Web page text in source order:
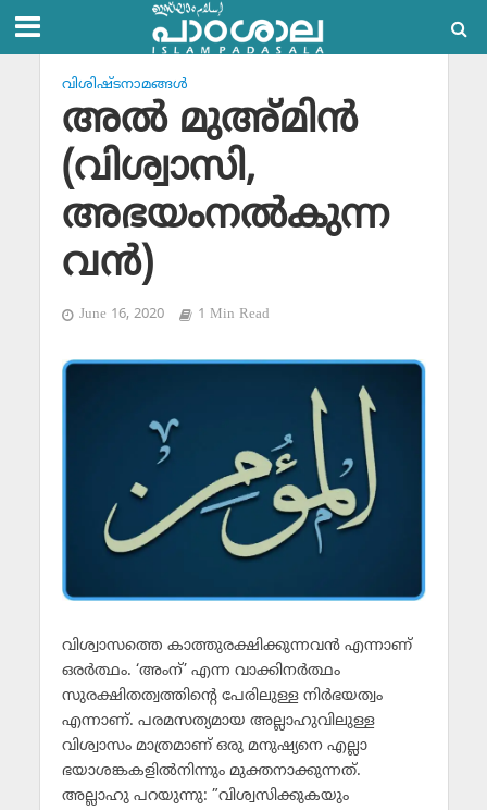
വിശിഷ്ടനാമങ്ങള്‍
അല്‍ മുഅ്മിന്‍
(വിശ്വാസി,
അഭയംനല്‍കുന്ന
വന്‍)
June 16, 2020 1 Min Read
വിശ്വാസത്തെ കാത്തുരക്ഷിക്കുന്നവന്‍ എന്നാണ്
ഒരര്‍ത്ഥം. ‘അംന്’ എന്ന വാക്കിനര്‍ത്ഥം
സുരക്ഷിതത്വത്തിന്റെ പേരിലുള്ള നിര്‍ഭയത്വം
എന്നാണ്. പരമസത്യമായ അല്ലാഹുവിലുള്ള
വിശ്വാസം മാത്രമാണ് ഒരു മനുഷ്യനെ എല്ലാ
ഭയാശങ്കകളില്‍നിന്നും മുക്തനാക്കുന്നത്.
അല്ലാഹു പറയുന്നു: ”വിശ്വസിക്കുകയും